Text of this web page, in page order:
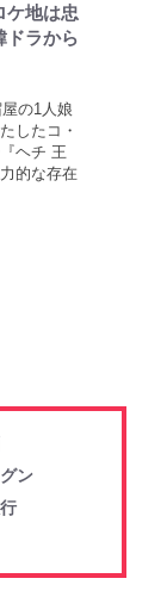
ケ地は忠
ドラから
の1人娘
したコ・
ヘチ 王
的な存在
ン